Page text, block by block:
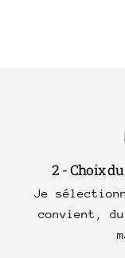
2 - Choix
Je
convient,